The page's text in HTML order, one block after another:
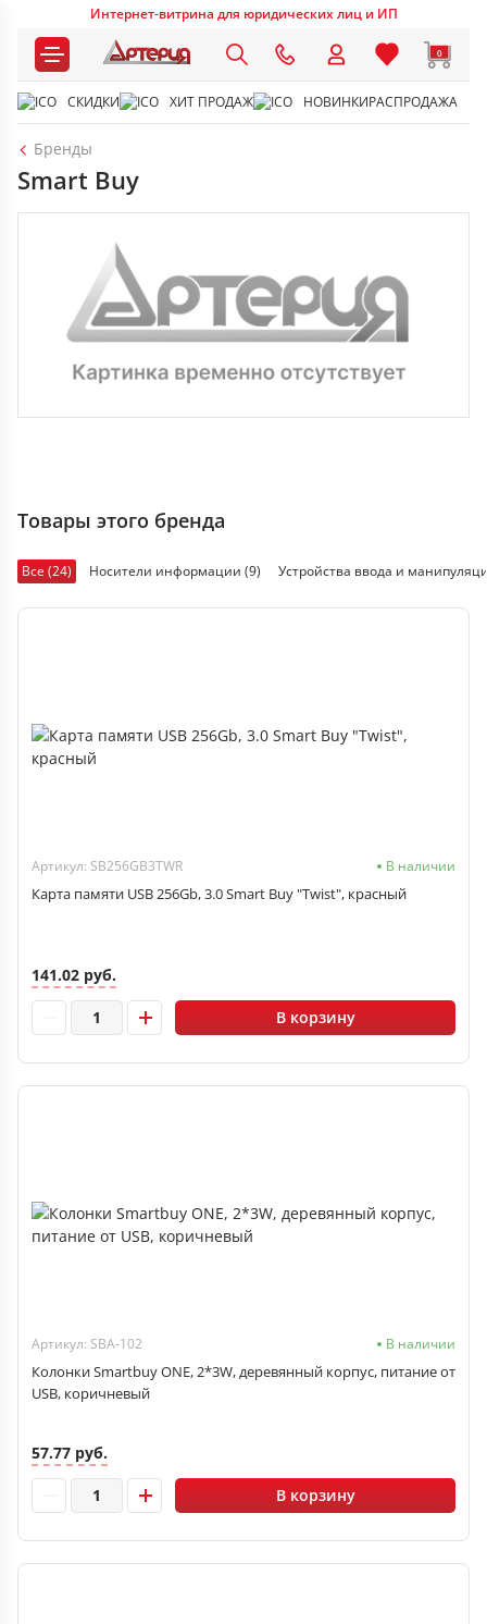
Интернет-витрина для юридических лиц и ИП
0
СКИДКИ ХИТ ПРОДАЖ НОВИНКИРАСПРОДАЖА
Бренды
Smart Buy
Товары этого бренда
Все (24) Носители информации (9) Устройства ввода и
Артикул: SB256GB3TWR В наличии
Карта памяти USB 256Gb, 3.0 Smart Buy "Twist", красный
141.02 руб.
В корзину
Артикул: SBA-102 В наличии
Колонки Smartbuy ONE, 2*3W, деревянный корпус, питание от
USB, коричневый
57.77 руб.
В корзину